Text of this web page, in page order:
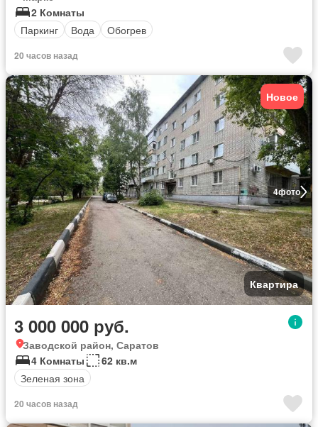
2 Комнаты
Паркинг
Вода Обогрев
20 часов назад
4фото
Новое
Квартира
3 000 000 руб.
Заводской район, Саратов
4 Комнаты
62 кв.м
Зеленая зона
20 часов назад